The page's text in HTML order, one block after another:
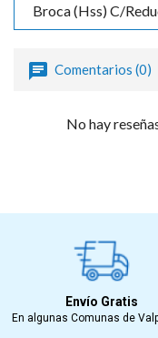
Broca (Hss) C/
Comentarios (0)
No hay
Envío Gratis
En algunas Comunas de